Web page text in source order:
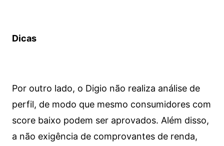
Dicas
Por outro lado, o Digio não realiza análise de
perfil, de modo que mesmo consumidores com
score baixo podem ser aprovados. Além disso,
a não exigência de comprovantes de renda,